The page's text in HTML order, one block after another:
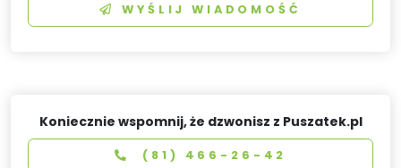
WYŚLIJ WIADOMOŚĆ
Koniecznie wspomnij, że dzwonisz z Puszatek.pl
(81) 466-26-42